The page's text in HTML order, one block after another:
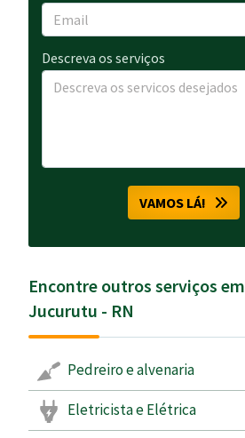
Descreva os serviços
VAMOS LÁ!
Encontre outros serviços em
Jucurutu - RN
Pedreiro e alvenaria
Eletricista e Elétrica